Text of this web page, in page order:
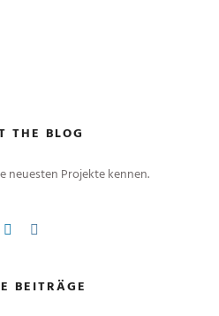
THE BLOG
neuesten Projekte kennen.
BEITRÄGE